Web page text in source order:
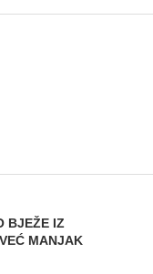
BJEŽE IZ
MANJAK